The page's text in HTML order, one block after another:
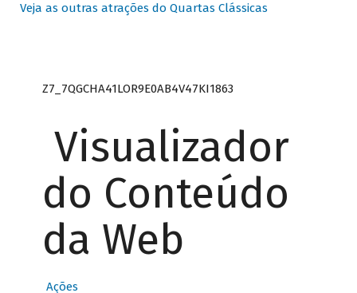
Veja as outras atrações do Quartas Clássicas
Z7_7QGCHA41LOR9E0AB4V47KI1863
Visualizador
do Conteúdo
da Web
Ações